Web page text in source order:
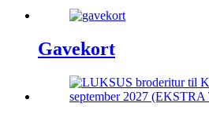
Gavekort